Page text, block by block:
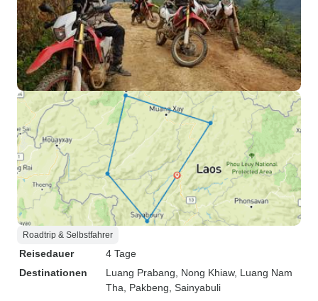
Roadtrip & Selbstfahrer
Reisedauer
4 Tage
Destinationen
Luang Prabang , Nong Khiaw, Luang Nam
Tha , Pakbeng , Sainyabuli